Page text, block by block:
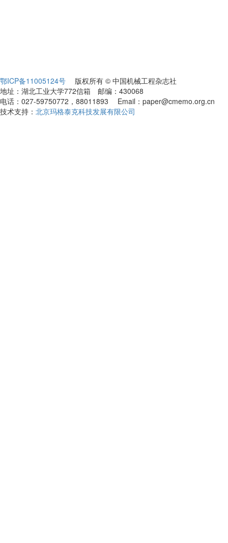
鄂ICP备11005124号 版权所有 © 中国机械工程杂志社
地址：湖北工业大学772信箱 邮编：430068
电话：027-59750772，88011893 Email：paper@cmemo.org.cn
技术支持： 北京玛格泰克科技发展有限公司